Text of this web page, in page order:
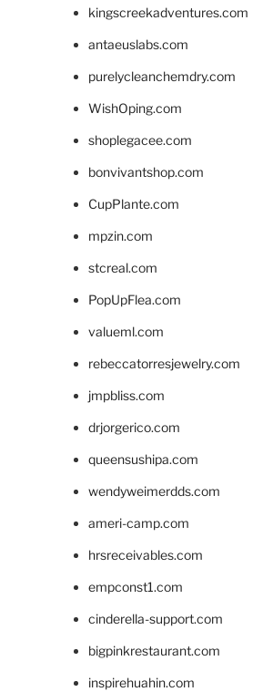
kingscreekadventures.com
antaeuslabs.com
purelycleanchemdry.com
WishOping.com
shoplegacee.com
bonvivantshop.com
CupPlante.com
mpzin.com
stcreal.com
PopUpFlea.com
valueml.com
rebeccatorresjewelry.com
jmpbliss.com
drjorgerico.com
queensushipa.com
wendyweimerdds.com
ameri-camp.com
hrsreceivables.com
empconst1.com
cinderella-support.com
bigpinkrestaurant.com
inspirehuahin.com